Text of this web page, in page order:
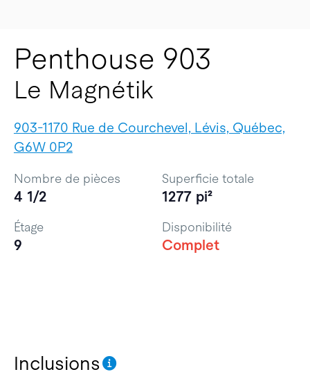
Penthouse 903
Le Magnétik
903-1170 Rue de Courchevel, Lévis, Québec,
G6W 0P2
Inclusions
Nombre de pièces
4 1/2
Superficie totale
1277 pi²
Étage
9
Disponibilité
Complet